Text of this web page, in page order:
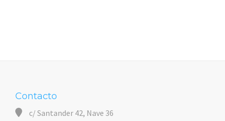
Contacto
c/ Santander 42, Nave 36